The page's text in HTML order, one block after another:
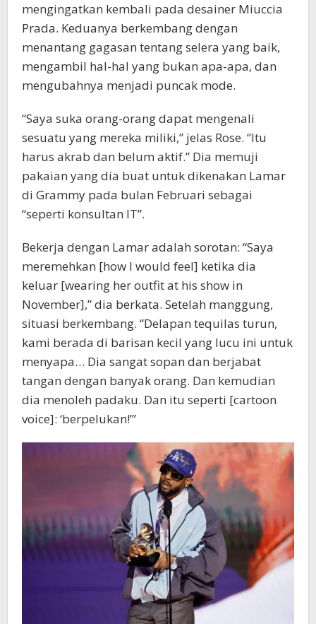
mengingatkan kembali pada desainer Miuccia
Prada. Keduanya berkembang dengan
menantang gagasan tentang selera yang baik,
mengambil hal-hal yang bukan apa-apa, dan
mengubahnya menjadi puncak mode.
“Saya suka orang-orang dapat mengenali
sesuatu yang mereka miliki,” jelas Rose. “Itu
harus akrab dan belum aktif.” Dia memuji
pakaian yang dia buat untuk dikenakan Lamar
di Grammy pada bulan Februari sebagai
“seperti konsultan IT”.
Bekerja dengan Lamar adalah sorotan: “Saya
meremehkan [how I would feel] ketika dia
keluar [wearing her outfit at his show in
November],” dia berkata. Setelah manggung,
situasi berkembang. “Delapan tequilas turun,
kami berada di barisan kecil yang lucu ini untuk
menyapa… Dia sangat sopan dan berjabat
tangan dengan banyak orang. Dan kemudian
dia menoleh padaku. Dan itu seperti [cartoon
voice]: ‘berpelukan!’”